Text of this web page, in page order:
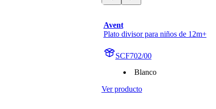
Avent
Plato divisor para niños de 12m+
SCF702/00
Blanco
Ver producto